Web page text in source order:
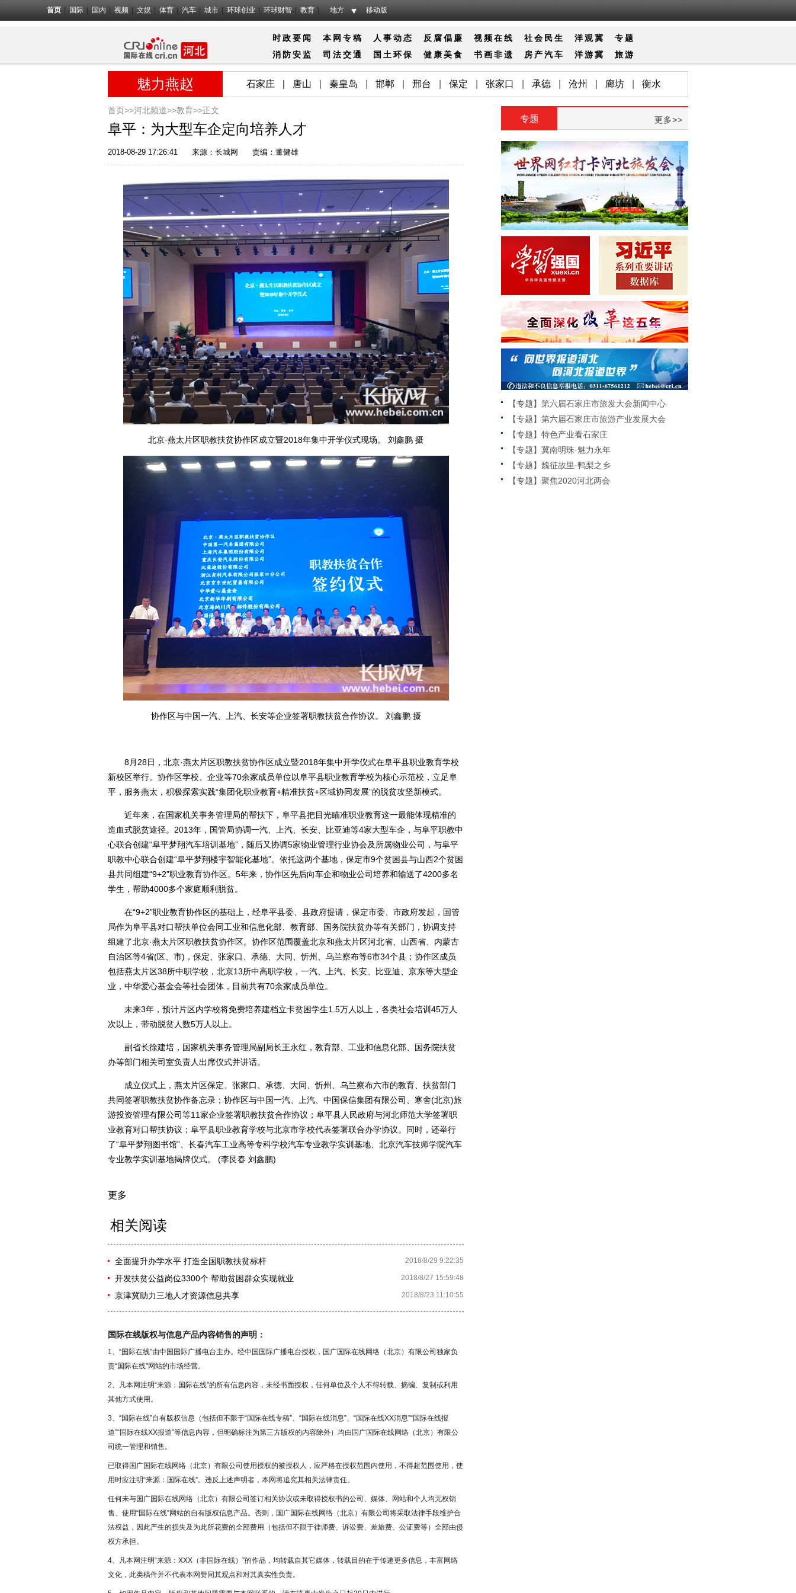
首页 国际 国内 视频 文娱 体育 汽车 城市 环球创业 环球财智 教育 地方 移动版
时政要闻 本网专稿 人事动态 反腐倡廉 视频在线 社会 民生 洋观冀
专题
消防安监 司法交通 国土 环保 健康美食 书画非遗 房产汽车 洋游冀 旅游
魅力燕赵 石家庄 唐山 秦皇岛 邯郸 邢台 保定 张家口 承德 沧州 廊坊 衡水
首页>>河北频道>>教育>>正文
阜平：为大型车企定向培养人才
2018-08-29 17:26:41 来源： 长城网 责编：董健雄
北京·燕太片区职教扶贫协作区成立暨2018年集中开学仪式现场。 刘鑫鹏 摄
协作区与中国一汽、上汽、长安等企业签署职教扶贫合作协议。 刘鑫鹏 摄
8月28日，北京·燕太片区职教扶贫协作区成立暨2018年集中开学仪式在阜平县职业教育学校
新校区举行。协作区学校、企业等70余家成员单位以阜平县职业教育学校为核心示范校，立足阜
平，服务燕太，积极探索实践“集团化职业教育+精准扶贫+区域协同发展”的脱贫攻坚新模式。
近年来，在国家机关事务管理局的帮扶下，阜平县把目光瞄准职业教育这一最能体现精准的
造血式脱贫途径。2013年，国管局协调一汽、上汽、长安、比亚迪等4家大型车企，与阜平职教中
心联合创建“阜平梦翔汽车培训基地”，随后又协调5家物业管理行业协会及所属物业公司，与阜平
职教中心联合创建“阜平梦翔楼宇智能化基地”。依托这两个基地，保定市9个贫困县与山西2个贫困
县共同组建“9+2”职业教育协作区。5年来，协作区先后向车企和物业公司培养和输送了4200多名
学生，帮助4000多个家庭顺利脱贫。
在“9+2”职业教育协作区的基础上，经阜平县委、县政府提请，保定市委、市政府发起，国管
局作为阜平县对口帮扶单位会同工业和信息化部、教育部、国务院扶贫办等有关部门，协调支持
组建了北京·燕太片区职教扶贫协作区。协作区范围覆盖北京和燕太片区河北省、山西省、内蒙古
自治区等4省(区、市)，保定、张家口、承德、大同、忻州、乌兰察布等6市34个县；协作区成员
包括燕太片区38所中职学校，北京13所中高职学校，一汽、上汽、长安、比亚迪、京东等大型企
业，中华爱心基金会等社会团体，目前共有70余家成员单位。
未来3年，预计片区内学校将免费培养建档立卡贫困学生1.5万人以上，各类社会培训45万人
次以上，带动脱贫人数5万人以上。
副省长徐建培，国家机关事务管理局副局长王永红，教育部、工业和信息化部、国务院扶贫
办等部门相关司室负责人出席仪式并讲话。
成立仪式上，燕太片区保定、张家口、承德、大同、忻州、乌兰察布六市的教育、扶贫部门
共同签署职教扶贫协作备忘录；协作区与中国一汽、上汽、中国保信集团有限公司、寒舍(北京)旅
游投资管理有限公司等11家企业签署职教扶贫合作协议；阜平县人民政府与河北师范大学签署职
业教育对口帮扶协议；阜平县职业教育学校与北京市学校代表签署联合办学协议。同时，还举行
了“阜平梦翔图书馆”、长春汽车工业高等专科学校汽车专业教学实训基地、北京汽车技师学院汽车
专业教学实训基地揭牌仪式。 (李艮春 刘鑫鹏)
更多
相关阅读
2018/8/29 9:22:35
全面提升办学水平 打造全国职教扶贫标杆
2018/8/27 15:59:48
开发扶贫公益岗位3300个 帮助贫困群众实现就业
2018/8/23 11:10:55
京津冀助力三地人才资源信息共享
国际在线版权与信息产品内容销售的声明：
1、“国际在线”由中国国际广播电台主办。经中国国际广播电台授权，国广国际在线网络（北京）有限公司独家负
责“国际在线”网站的市场经营。
2、凡本网注明“来源：国际在线”的所有信息内容，未经书面授权，任何单位及个人不得转载、摘编、复制或利用
其他方式使用。
3、“国际在线”自有版权信息（包括但不限于“国际在线专稿”、“国际在线消息”、“国际在线XX消息”“国际在线报
道”“国际在线XX报道”等信息内容，但明确标注为第三方版权的内容除外）均由国广国际在线网络（北京）有限公
司统一管理和销售。
已取得国广国际在线网络（北京）有限公司使用授权的被授权人，应严格在授权范围内使用，不得超范围使用，使
用时应注明“来源：国际在线”。违反上述声明者，本网将追究其相关法律责任。
任何未与国广国际在线网络（北京）有限公司签订相关协议或未取得授权书的公司、媒体、网站和个人均无权销
售、使用“国际在线”网站的自有版权信息产品。否则，国广国际在线网络（北京）有限公司将采取法律手段维护合
法权益，因此产生的损失及为此所花费的全部费用（包括但不限于律师费、诉讼费、差旅费、公证费等）全部由侵
权方承担。
4、凡本网注明“来源：XXX（非国际在线）”的作品，均转载自其它媒体，转载目的在于传递更多信息，丰富网络
文化，此类稿件并不代表本网赞同其观点和对其真实性负责。
专题 更多>>
【专题】第六届石家庄市旅发大会新闻中心
【专题】第六届石家庄市旅游产业发展大会
【专题】特色产业看石家庄
【专题】冀南明珠·魅力永年
【专题】魏征故里·鸭梨之乡
【专题】聚焦2020河北两会